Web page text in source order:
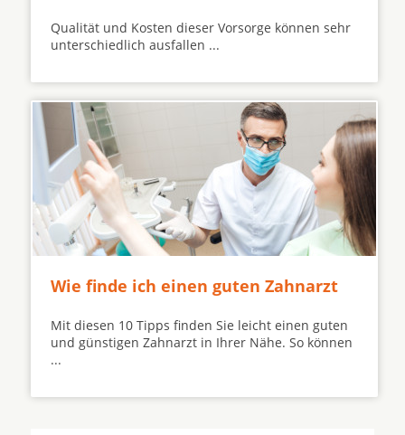
Qualität und Kosten dieser Vorsorge können sehr
unterschiedlich ausfallen ...
Wie finde ich einen guten Zahnarzt
Mit diesen 10 Tipps finden Sie leicht einen guten
und günstigen Zahnarzt in Ihrer Nähe. So können
...